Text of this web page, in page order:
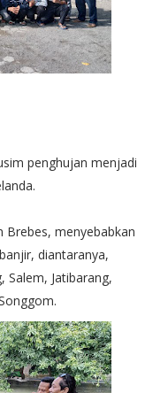
penghujan menjadi
Brebes, menyebabkan
diantaranya,
Salem, Jatibarang,